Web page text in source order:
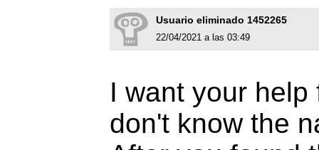
Usuario eliminado 1452265
22/04/2021 a las 03:49
I want your
don't know the